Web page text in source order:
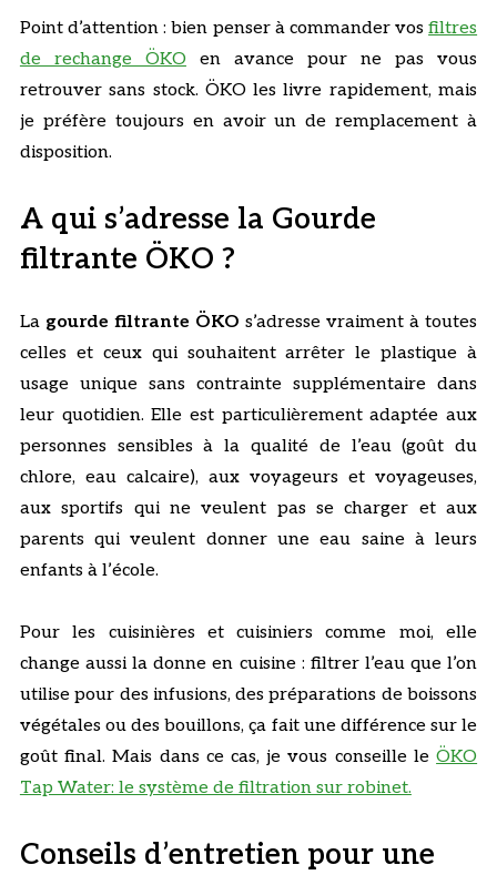
Point d’attention : bien penser à commander vosfiltres
de rechange ÖKOen avance pour ne pas vous
retrouver sans stock. ÖKO les livre rapidement, mais
je préfère toujours en avoir un de remplacement à
disposition.
A qui s’adresse la Gourde
filtrante ÖKO ?
La gourde filtrante ÖKO s’adresse vraiment à toutes
celles et ceux qui souhaitent arrêter le plastique à
usage unique sans contrainte supplémentaire dans
leur quotidien. Elle est particulièrement adaptée aux
personnes sensibles à la qualité de l’eau (goût du
chlore, eau calcaire), aux voyageurs et voyageuses,
aux sportifs qui ne veulent pas se charger et aux
parents qui veulent donner une eau saine à leurs
enfants à l’école.
Pour les cuisinières et cuisiniers comme moi, elle
change aussi la donne en cuisine : filtrer l’eau que l’on
utilise pour des infusions, des préparations de boissons
végétales ou des bouillons, ça fait une différence sur le
goût final. Mais dans ce cas, je vous conseille leÖKO
Tap Water: le système de filtration sur robinet.
Conseils d’entretien pour une